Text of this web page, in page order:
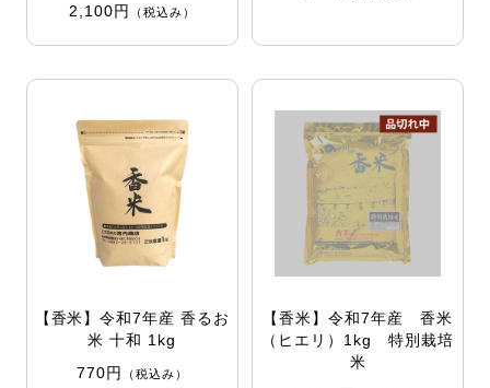
2,100円
（税込み）
【香米】令和7年産 香るお
米 十和 1kg
770円
（税込み）
【香米】令和7年産 香米
（ヒエリ）1kg 特別栽培
米